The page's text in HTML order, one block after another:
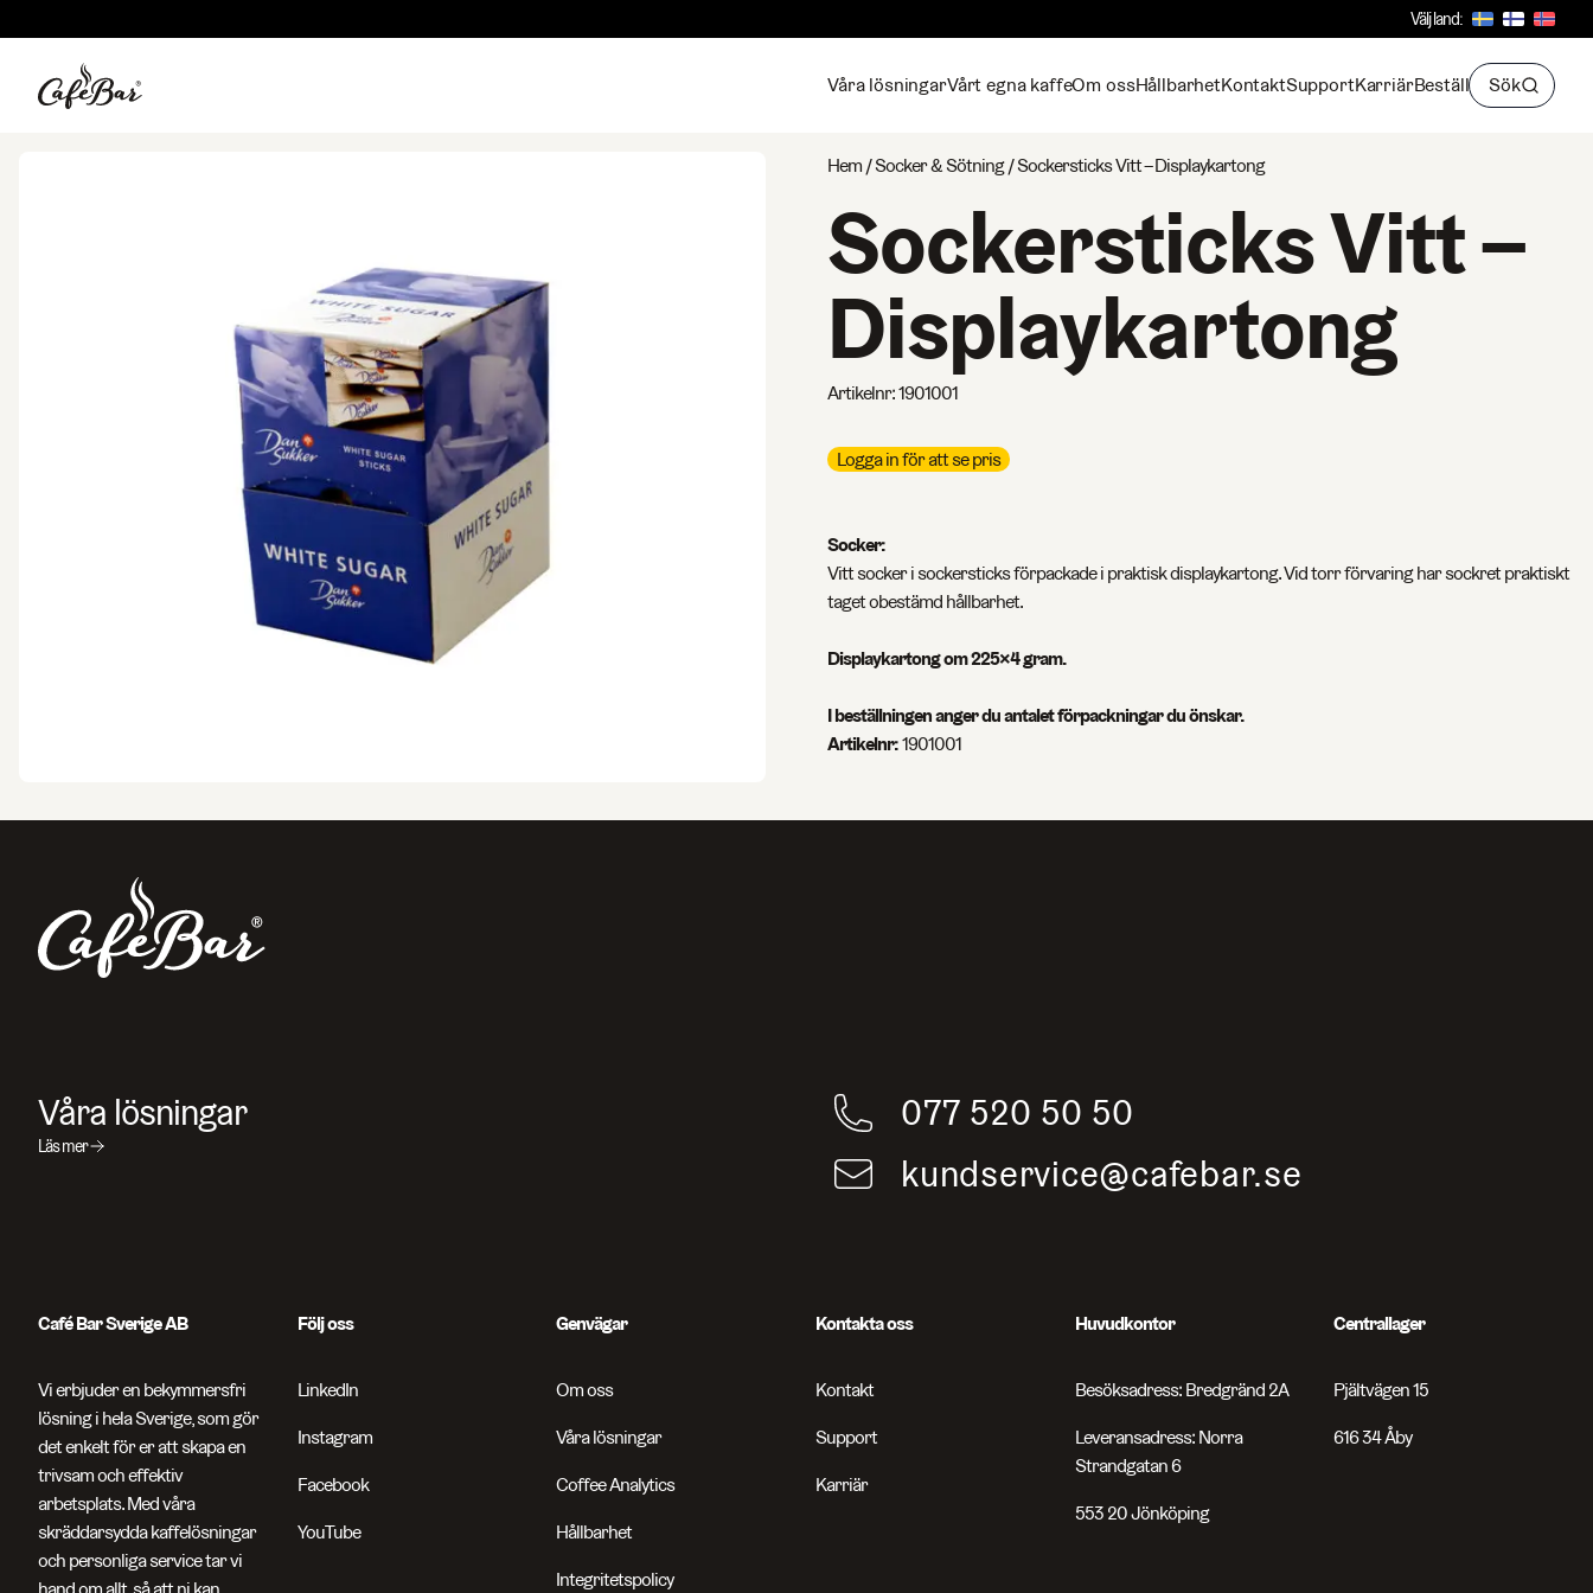
Välj land:
Våra lösningarVårt egna kaffeOm ossHållbarhetKontaktSupportKarriärBeställ Sök
Sök efter sidor, produkter, kontaktpersoner, artikelnummer och artiklar
Hem/Socker & Sötning/ Sockersticks Vitt – Displaykartong
Sockersticks Vitt –
Displaykartong
Artikelnr:1901001
Logga in för att se pris
Socker:
Vitt socker i sockersticks förpackade i praktisk displaykartong. Vid torr förvaring har sockret praktiskt
taget obestämd hållbarhet.
Displaykartong om 225×4 gram.
I beställningen anger du antalet förpackningar du önskar.
Artikelnr:1901001
Våra lösningar
Läs mer
077 520 50 50
kundservice@cafebar.se
Café Bar Sverige AB
Vi erbjuder en bekymmersfri
lösning i hela Sverige, som gör
det enkelt för er att skapa en
trivsam och effektiv
arbetsplats. Med våra
skräddarsydda kaffelösningar
och personliga service tar vi
Följ oss
LinkedIn
Instagram
Facebook
YouTube
Genvägar
Om oss
Våra lösningar
Coffee Analytics
Hållbarhet
Integritetspolicy
Kontakta oss
Kontakt
Support
Karriär
Huvudkontor
Besöksadress: Bredgränd 2A
Leveransadress: Norra
Strandgatan 6
553 20 Jönköping
Centrallager
Pjältvägen 15
616 34 Åby